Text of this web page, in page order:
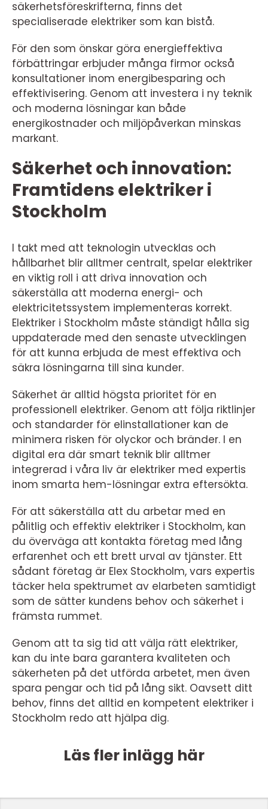
säkerhetsföreskrifterna, finns det
specialiserade elektriker som kan bistå.
För den som önskar göra energieffektiva
förbättringar erbjuder många firmor också
konsultationer inom energibesparing och
effektivisering. Genom att investera i ny teknik
och moderna lösningar kan både
energikostnader och miljöpåverkan minskas
markant.
Säkerhet och innovation:
Framtidens elektriker i
Stockholm
I takt med att teknologin utvecklas och
hållbarhet blir alltmer centralt, spelar elektriker
en viktig roll i att driva innovation och
säkerställa att moderna energi- och
elektricitetssystem implementeras korrekt.
Elektriker i Stockholm måste ständigt hålla sig
uppdaterade med den senaste utvecklingen
för att kunna erbjuda de mest effektiva och
säkra lösningarna till sina kunder.
Säkerhet är alltid högsta prioritet för en
professionell elektriker. Genom att följa riktlinjer
och standarder för elinstallationer kan de
minimera risken för olyckor och bränder. I en
digital era där smart teknik blir alltmer
integrerad i våra liv är elektriker med expertis
inom smarta hem-lösningar extra eftersökta.
För att säkerställa att du arbetar med en
pålitlig och effektiv elektriker i Stockholm, kan
du överväga att kontakta företag med lång
erfarenhet och ett brett urval av tjänster. Ett
sådant företag är Elex Stockholm, vars expertis
täcker hela spektrumet av elarbeten samtidigt
som de sätter kundens behov och säkerhet i
främsta rummet.
Genom att ta sig tid att välja rätt elektriker,
kan du inte bara garantera kvaliteten och
säkerheten på det utförda arbetet, men även
spara pengar och tid på lång sikt. Oavsett ditt
behov, finns det alltid en kompetent elektriker i
Stockholm redo att hjälpa dig.
Läs fler inlägg här